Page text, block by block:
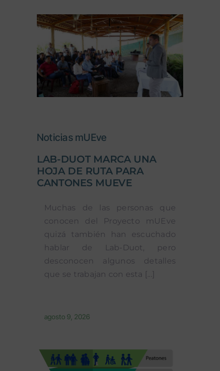
Noticias mUEve
LAB-DUOT MARCA UNA
HOJA DE RUTA PARA
CANTONES MUEVE
Muchas de las personas que
conocen del Proyecto mUEve
quizá también han escuchado
hablar de Lab-Duot, pero
desconocen algunos detalles
que se trabajan con esta [...]
agosto 9, 2026